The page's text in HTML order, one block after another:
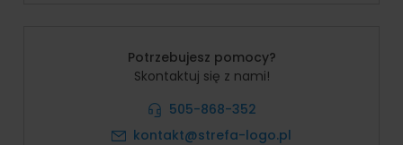
Potrzebujesz pomocy?
Skontaktuj się z nami!
505-868-352
kontakt@strefa-logo.pl